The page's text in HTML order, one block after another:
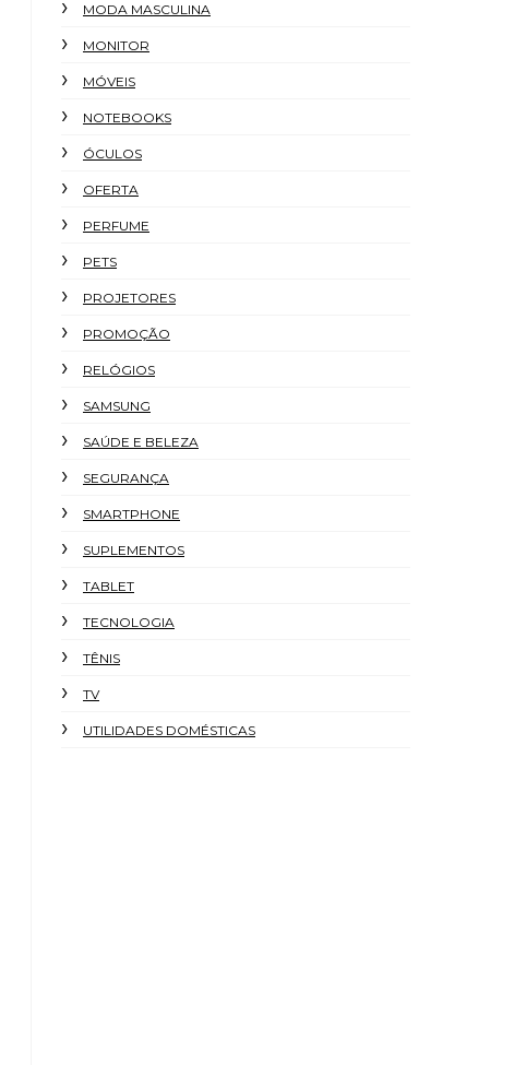
MODA MASCULINA
MONITOR
MÓVEIS
NOTEBOOKS
ÓCULOS
OFERTA
PERFUME
PETS
PROJETORES
PROMOÇÃO
RELÓGIOS
SAMSUNG
SAÚDE E BELEZA
SEGURANÇA
SMARTPHONE
SUPLEMENTOS
TABLET
TECNOLOGIA
TÊNIS
TV
UTILIDADES DOMÉSTICAS